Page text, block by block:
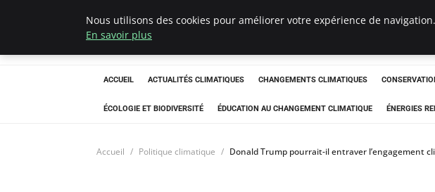
Climatedebtagents
ACCUEIL ACTUALITÉS CLIMATIQUES CHANGEMENTS CLIMATIQUES
ÉCOLOGIE ET BIODIVERSITÉ ÉDUCATION AU CHANGEMENT CLIMATIQUE ÉNERGIES
Accueil Politique climatique Donald Trump pourrait-il entraver l’engagement
Nous utilisons des cookies pour améliorer votre expérience de
En savoir plus